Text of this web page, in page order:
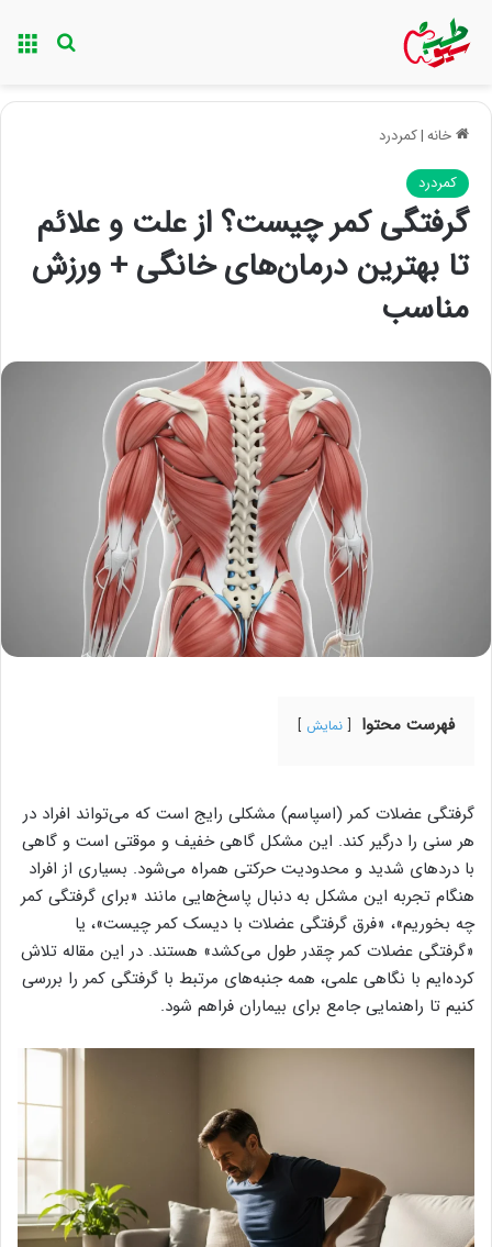
خانه|کمردرد
کمردرد
گرفتگی کمر چیست؟ از علت و علائم
تا بهترین درمان‌های خانگی + ورزش
مناسب
فهرست محتوا نمایش
گرفتگی عضلات کمر (اسپاسم) مشکلی رایج است که می‌تواند افراد در
هر سنی را درگیر کند. این مشکل گاهی خفیف و موقتی است و گاهی
با دردهای شدید و محدودیت حرکتی همراه می‌شود. بسیاری از افراد
هنگام تجربه این مشکل به دنبال پاسخ‌هایی مانند «برای گرفتگی کمر
چه بخوریم»، «فرق گرفتگی عضلات با دیسک کمر چیست»، یا
«گرفتگی عضلات کمر چقدر طول می‌کشد» هستند. در این مقاله تلاش
کرده‌ایم با نگاهی علمی، همه جنبه‌های مرتبط با گرفتگی کمر را بررسی
کنیم تا راهنمایی جامع برای بیماران فراهم شود.